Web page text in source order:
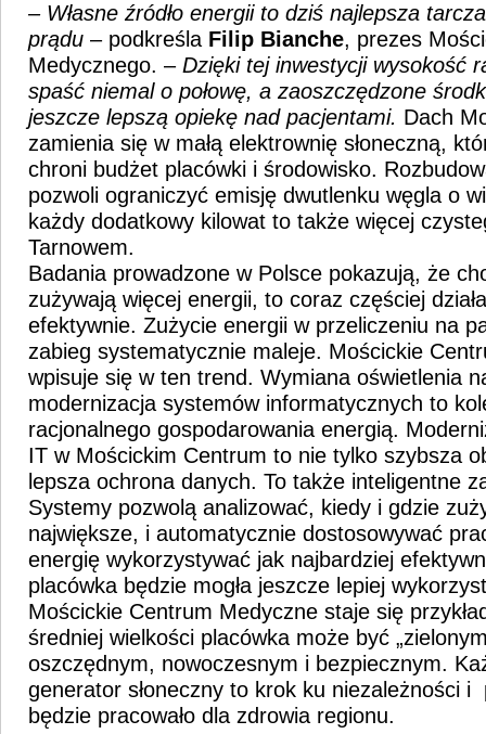
– Własne źródło energii to dziś najlepsza
prądu – podkreśla Filip Bianche, prezes
Medycznego. – Dzięki tej inwestycji wysokość
spaść niemal o połowę, a zaoszczędzone
jeszcze lepszą opiekę nad pacjentami. Dach
zamienia się w małą elektrownię słoneczną,
chroni budżet placówki i środowisko.
pozwoli ograniczyć emisję dwutlenku węgla o
każdy dodatkowy kilowat to także więcej
Tarnowem.
Badania prowadzone w Polsce pokazują, że
zużywają więcej energii, to coraz częściej
efektywnie. Zużycie energii w przeliczeniu na
zabieg systematycznie maleje. Mościckie
wpisuje się w ten trend. Wymiana oświetlenia
modernizacja systemów informatycznych to
racjonalnego gospodarowania energią.
IT w Mościckim Centrum to nie tylko szybsza
lepsza ochrona danych. To także inteligentne
Systemy pozwolą analizować, kiedy i gdzie
największe, i automatycznie dostosowywać
energię wykorzystywać jak najbardziej
placówka będzie mogła jeszcze lepiej
Mościckie Centrum Medyczne staje się
średniej wielkości placówka może być
oszczędnym, nowoczesnym i bezpiecznym.
generator słoneczny to krok ku niezależności i
będzie pracowało dla zdrowia regionu.